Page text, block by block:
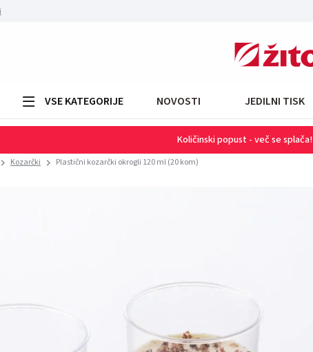
VSE KATEGORIJE NOVOSTI JEDILNI TISK
Količinski popust - več se splača!
Kozarčki Plastični kozarčki okrogli 120 ml (20 kom)